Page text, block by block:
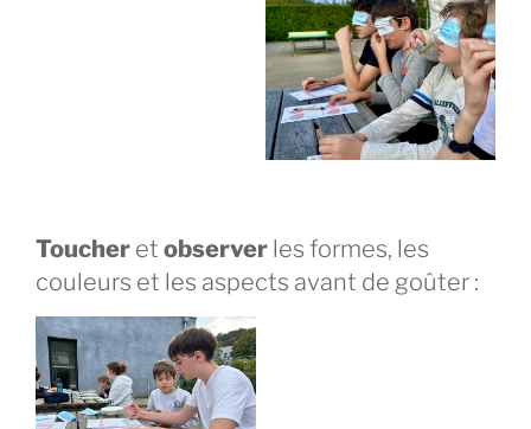
Toucher et observer les formes, les
couleurs et les aspects avant de goûter :